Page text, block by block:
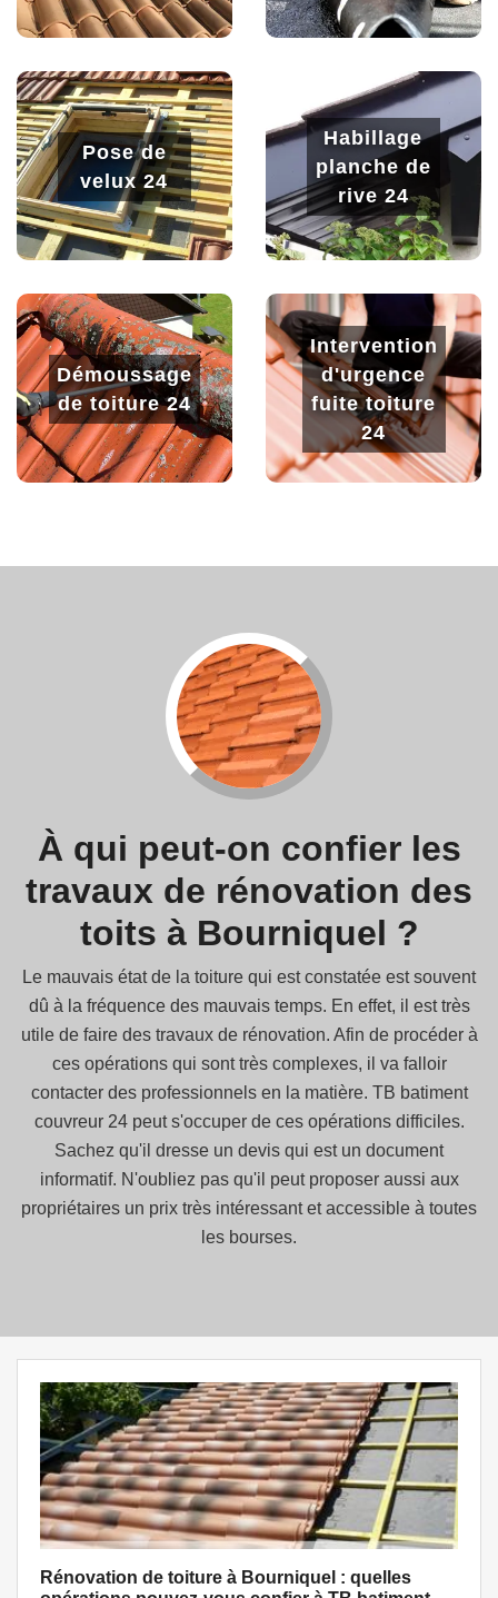
Pose de
velux 24
Habillage
planche de
rive 24
Démoussage
de toiture 24
Intervention
d'urgence
fuite toiture
24
À qui peut-on confier les
travaux de rénovation des
toits à Bourniquel ?
Le mauvais état de la toiture qui est constatée est souvent
dû à la fréquence des mauvais temps. En effet, il est très
utile de faire des travaux de rénovation. Afin de procéder à
ces opérations qui sont très complexes, il va falloir
contacter des professionnels en la matière. TB batiment
couvreur 24 peut s'occuper de ces opérations difficiles.
Sachez qu'il dresse un devis qui est un document
informatif. N'oubliez pas qu'il peut proposer aussi aux
propriétaires un prix très intéressant et accessible à toutes
les bourses.
Rénovation de toiture à Bourniquel : quelles